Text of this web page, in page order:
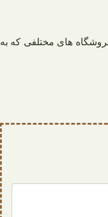
های مختلفی که به